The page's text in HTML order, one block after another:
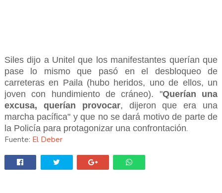
Siles dijo a Unitel que los manifestantes querían que
pase lo mismo que pasó en el desbloqueo de
carreteras en Paila (hubo heridos, uno de ellos, un
joven con hundimiento de cráneo). "Querían una
excusa, querían provocar, dijeron que era una
marcha pacífica" y que no se dará motivo de parte de
la Policía para protagonizar una confrontación.
Fuente: El Deber